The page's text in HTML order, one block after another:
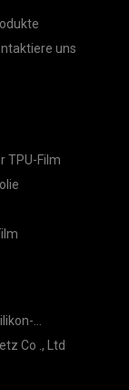
uns
TPU-Film
Joya Kabel Netz Co ., Ltd